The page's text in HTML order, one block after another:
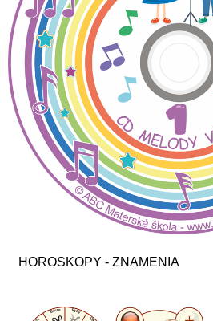
HOROSKOPY - ZNAMENIA